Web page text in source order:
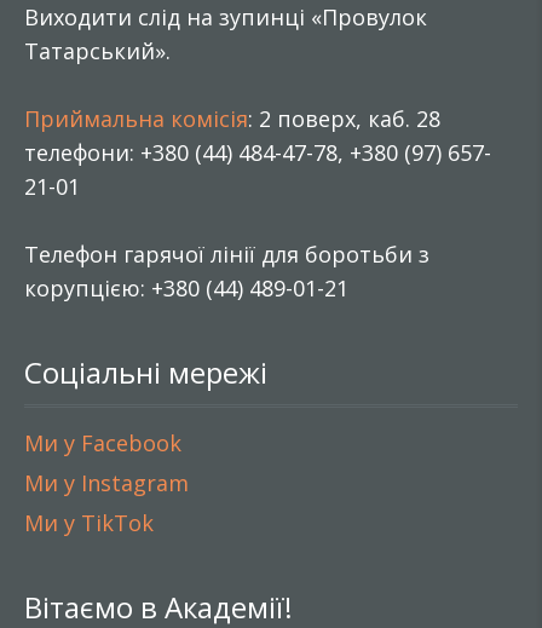
Виходити слід на зупинці «Провулок
Татарський».
Приймальна комісія: 2 поверх, каб. 28
телефони: +380 (44) 484-47-78, +380 (97) 657-
21-01
Телефон гарячої лінії для боротьби з
корупцією: +380 (44) 489-01-21
Соціальні мережі
Ми у Facebook
Ми у Instagram
Ми у TikTok
Вітаємо в Академії!